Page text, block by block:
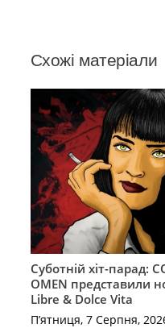
Схожі матеріали
Суботній хіт-парад:
OMEN представили
Libre & Dolce Vita
П’ятниця, 7 Серпня,